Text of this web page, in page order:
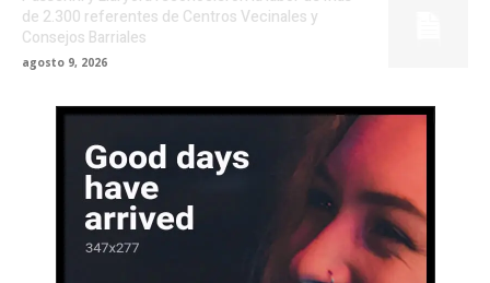
de 2.300 referentes de Centros Vecinales y
Consejos Barriales
agosto 9, 2026